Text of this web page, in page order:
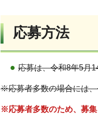
応募方法
応募は、令和8年5月
※応募者多数の場合には、
※応募者多数のため、募集